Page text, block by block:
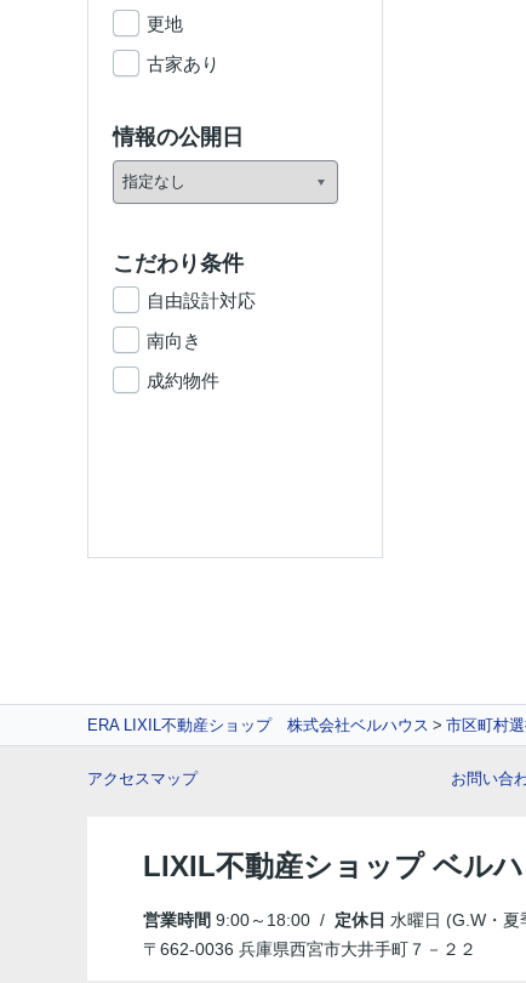
更地
古家あり
情報の公開日
こだわり条件
自由設計対応
南向き
成約物件
ERA LIXIL不動産ショップ 株式会社ベルハウス 市区町村
アクセスマップ お問い合
LIXIL不動産ショップ ベル
営業時間 9:00～18:00 / 定休日 水曜日 (G.W・夏
〒662-0036 兵庫県西宮市大井手町７－２２